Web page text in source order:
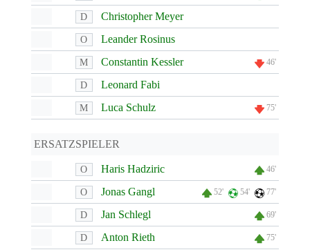
D Christopher Meyer
O Leander Rosinus
M Constantin Kessler 46'
D Leonard Fabi
M Luca Schulz 75'
ERSATZSPIELER
O Haris Hadziric 46'
O Jonas Gangl 52' 54' 77'
D Jan Schlegl 69'
D Anton Rieth 75'